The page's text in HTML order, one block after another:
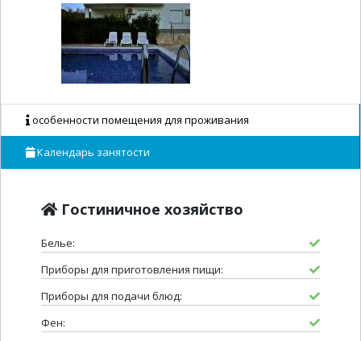
особенности помещения для проживания
Календарь занятости
Гостиничное хозяйство
Белье:
Приборы для приготовления пищи:
Приборы для подачи блюд:
Фен: